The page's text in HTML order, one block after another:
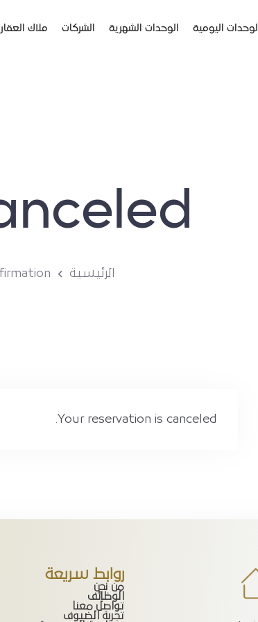
الوحدات اليومية الوحدات الشهرية الشركات ملاك
الرئيسية
Your reservation is canceled.
روابط سريعة
من نحن
الوظائف
تواصل معنا
تجربة الضيوف